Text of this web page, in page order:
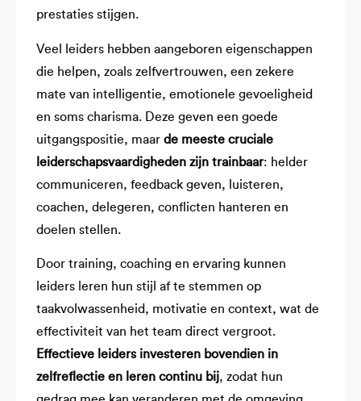
prestaties stijgen.
Veel leiders hebben aangeboren eigenschappen
die helpen, zoals zelfvertrouwen, een zekere
mate van intelligentie, emotionele gevoeligheid
en soms charisma. Deze geven een goede
uitgangspositie, maar de meeste cruciale
leiderschapsvaardigheden zijn trainbaar: helder
communiceren, feedback geven, luisteren,
coachen, delegeren, conflicten hanteren en
doelen stellen.
Door training, coaching en ervaring kunnen
leiders leren hun stijl af te stemmen op
taakvolwassenheid, motivatie en context, wat de
effectiviteit van het team direct vergroot.
Effectieve leiders investeren bovendien in
zelfreflectie en leren continu bij, zodat hun